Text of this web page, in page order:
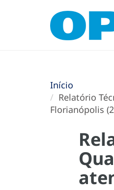
Início
Relatório
Florianópolis